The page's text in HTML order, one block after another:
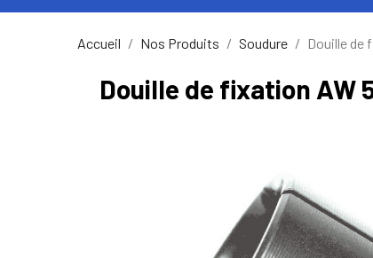
Accueil Nos Produits Soudure Douille de
Douille de fixation AW